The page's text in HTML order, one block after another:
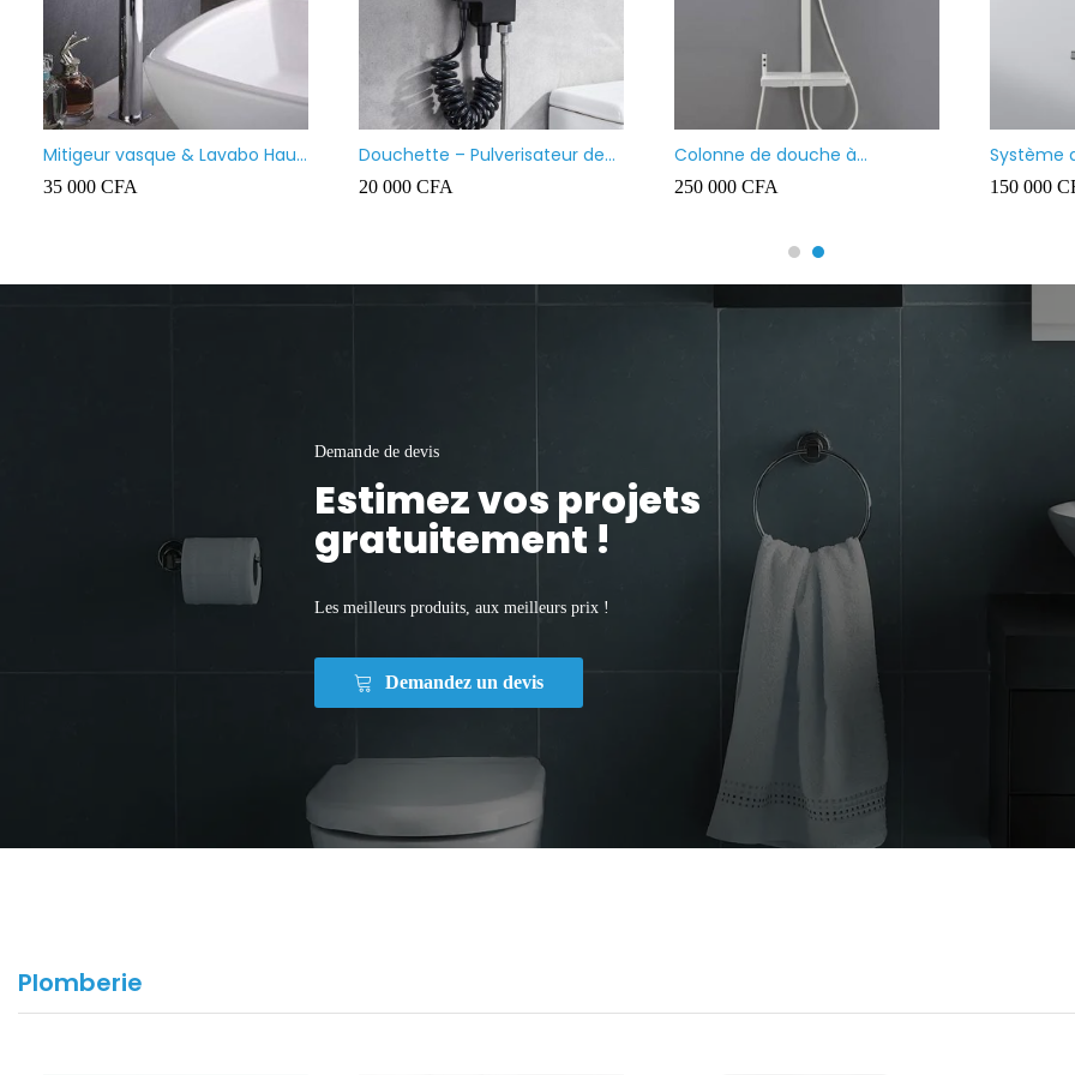
Lavabo meuble salle de bain
Vasque à poser carré Vasque à poser noir mate
Demande de devis
Estimez vos projets
gratuitement !
Les meilleurs produits, aux meilleurs prix !
Demandez un devis
Plomberie